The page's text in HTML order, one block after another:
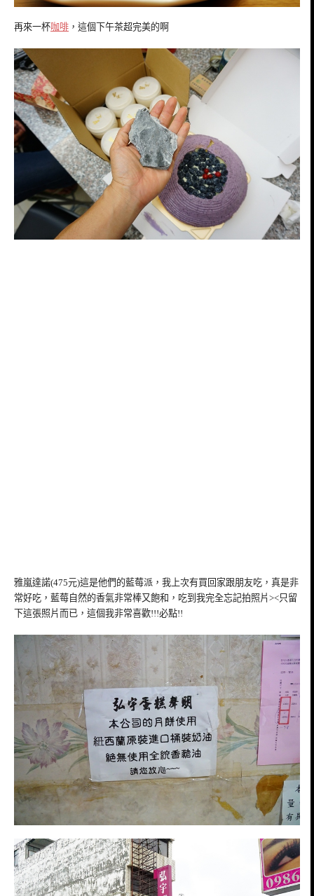
再來一杯咖啡 ，這個下午茶超完美的啊
雅嵐達諾(475元)這是他們的藍莓派，我上次有買回家跟朋友吃，真是非
常好吃，藍莓自然的香氣非常棒又飽和，吃到我完全忘記拍照片><只留
下這張照片而已，這個我非常喜歡!!!必點!!